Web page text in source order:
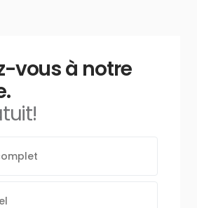
vous à notre